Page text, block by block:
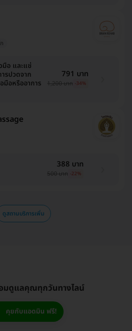
อ และแช่
รปวดจาก
มือหรืออาการ
791 บาท
1,200 บาท -34%
388 บาท
500 บาท -22%
ดูสถานบริการเพิ่ม
มดูแลคุณทุกวันทางไลน์
คุยกับแอดมิน ฟรี!